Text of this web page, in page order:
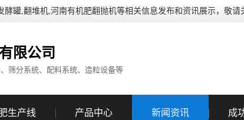
罐,翻堆机,河南有机肥翻抛机等相关信息发布和资讯展示，敬请
限公司
筛分系统、配料系统、造粒设备等
生产线 产品中心 新闻资讯 成